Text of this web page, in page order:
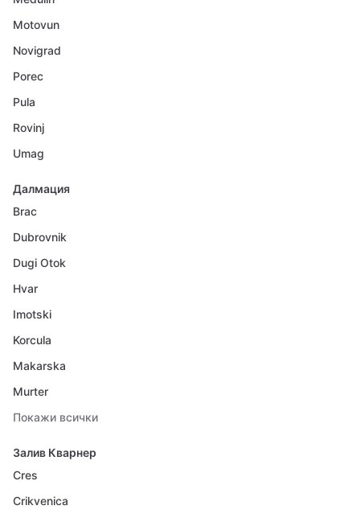
Motovun
Novigrad
Porec
Pula
Rovinj
Umag
Далмация
Brac
Dubrovnik
Dugi Otok
Hvar
Imotski
Korcula
Makarska
Murter
Покажи всички
Залив Кварнер
Cres
Crikvenica